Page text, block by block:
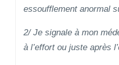
essoufflement anormal
2/ Je signale à mon
à l’effort ou juste après